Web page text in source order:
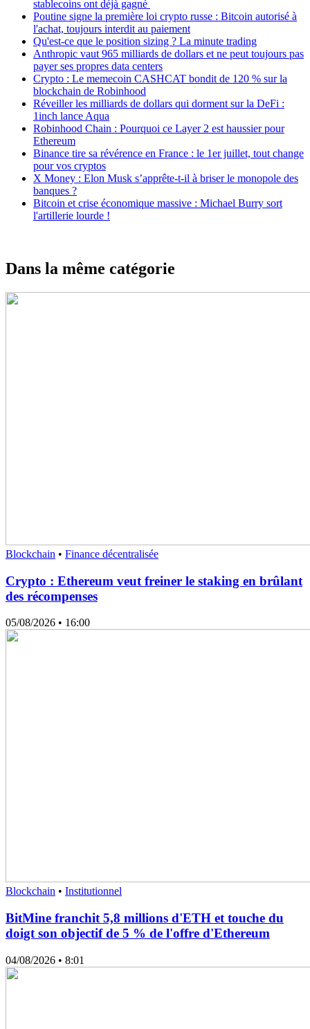
stablecoins ont déjà gagné
Poutine signe la première loi crypto russe : Bitcoin autorisé à
l'achat, toujours interdit au paiement
Qu'est-ce que le position sizing ? La minute trading
Anthropic vaut 965 milliards de dollars et ne peut toujours pas
payer ses propres data centers
Crypto : Le memecoin CASHCAT bondit de 120 % sur la
blockchain de Robinhood
Réveiller les milliards de dollars qui dorment sur la DeFi :
1inch lance Aqua
Robinhood Chain : Pourquoi ce Layer 2 est haussier pour
Ethereum
Binance tire sa révérence en France : le 1er juillet, tout change
pour vos cryptos
X Money : Elon Musk s’apprête-t-il à briser le monopole des
banques ?
Bitcoin et crise économique massive : Michael Burry sort
l'artillerie lourde !
Dans la même catégorie
Blockchain • Finance décentralisée
Crypto : Ethereum veut freiner le staking en brûlant
des récompenses
05/08/2026 • 16:00
Blockchain • Institutionnel
BitMine franchit 5,8 millions d'ETH et touche du
doigt son objectif de 5 % de l'offre d'Ethereum
04/08/2026 • 8:01